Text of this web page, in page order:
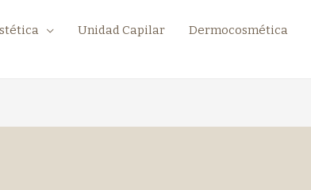
Unidad Capilar Dermocosmética